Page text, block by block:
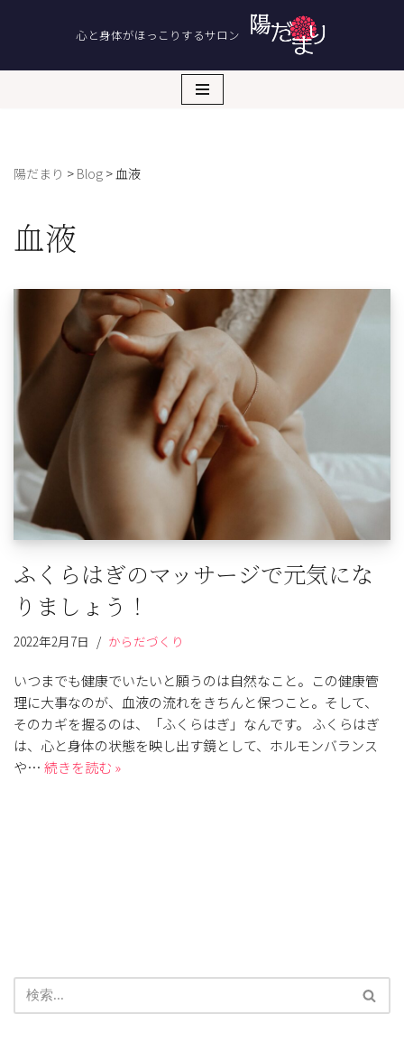
ン
ス
ッ
心と身体がほっこりするサロン
陽だまり > Blog > 血液
血液
ふくらはぎのマッサージで元気にな
りましょう！
2022年2月7日 からだづくり
いつまでも健康でいたいと願うのは自然なこと。この健康管
理に大事なのが、血液の流れをきちんと保つこと。そして、
そのカギを握るのは、「ふくらはぎ」なんです。 ふくらはぎ
は、心と身体の状態を映し出す鏡として、ホルモンバランス
や… 続きを読む »